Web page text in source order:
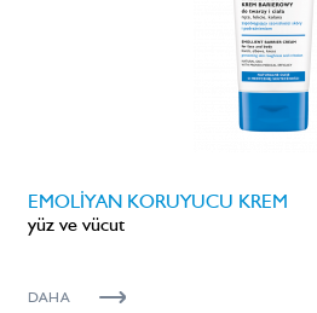
EMOLİYAN KORUYUCU KREM
yüz ve vücut
DAHA